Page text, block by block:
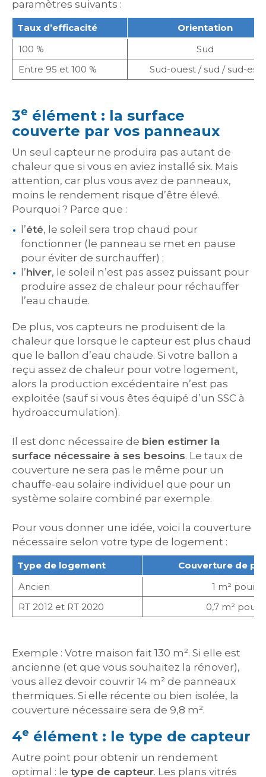
paramètres suivants :
Taux d’efficacité
Orientation
100 %
Sud
Entre 95 et 100 %
Sud-ouest / sud / sud-est
3e élément : la surface
couverte par vos panneaux
Un seul capteur ne produira pas autant de
chaleur que si vous en aviez installé six. Mais
attention, car plus vous avez de panneaux,
moins le rendement risque d’être élevé.
Pourquoi ? Parce que :
l’été, le soleil sera trop chaud pour
fonctionner (le panneau se met en pause
pour éviter de surchauffer) ;
l’hiver, le soleil n’est pas assez puissant pour
produire assez de chaleur pour réchauffer
l’eau chaude.
De plus, vos capteurs ne produisent de la
chaleur que lorsque le capteur est plus chaud
que le ballon d’eau chaude. Si votre ballon a
reçu assez de chaleur pour votre logement,
alors la production excédentaire n’est pas
exploitée (sauf si vous êtes équipé d’un SSC à
hydroaccumulation).
Il est donc nécessaire de bien estimer la
surface nécessaire à ses besoins. Le taux de
couverture ne sera pas le même pour un
chauffe-eau solaire individuel que pour un
système solaire combiné par exemple.
Pour vous donner une idée, voici la couverture
nécessaire selon votre type de logement :
Type de logement
Couverture de
Ancien
1 m² pour
RT 2012 et RT 2020
0,7 m² pour
Exemple : Votre maison fait 130 m². Si elle est
ancienne (et que vous souhaitez la rénover),
vous allez devoir couvrir 14 m² de panneaux
thermiques. Si elle récente ou bien isolée, la
couverture nécessaire sera de 9,8 m².
4e élément : le type de capteur
Autre point pour obtenir un rendement
optimal : le type de capteur. Les plans vitrés